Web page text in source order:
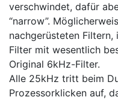
verschwindet, dafür
“narrow”.
nachgerüsteten Filtern,
Filter mit wesentlich
Original 6kHz-Filter.
Alle 25kHz tritt beim
Prozessorklicken auf,